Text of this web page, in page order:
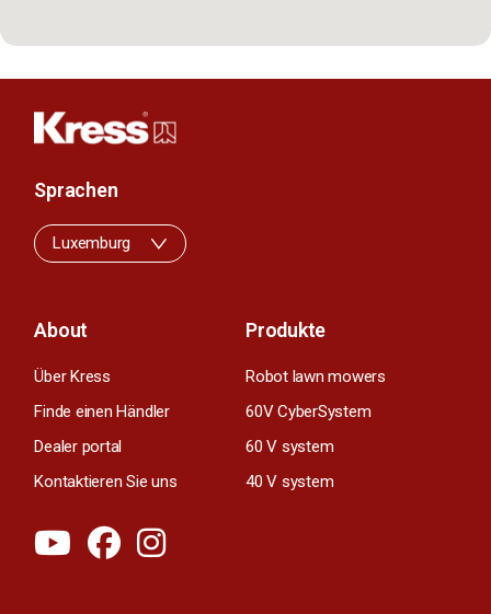
About
Über Kress
Finde einen Händler
Dealer portal
Kontaktieren Sie uns
Produkte
Robot lawn mowers
60V CyberSystem
60 V system
40 V system
Sprachen
Luxemburg